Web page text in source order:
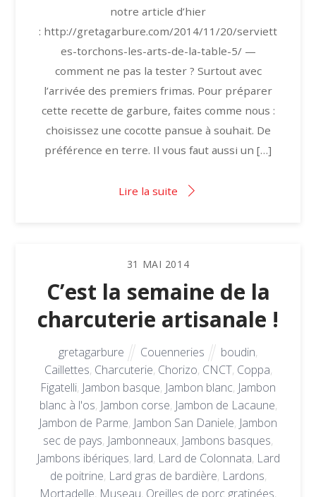
notre article d’hier
: http://gretagarbure.com/2014/11/20/serviett
es-torchons-les-arts-de-la-table-5/ —
comment ne pas la tester ? Surtout avec
l’arrivée des premiers frimas. Pour préparer
cette recette de garbure, faites comme nous :
choisissez une cocotte pansue à souhait. De
préférence en terre. Il vous faut aussi un […]
Lire la suite
31 MAI 2014
C’est la semaine de la
charcuterie artisanale !
gretagarbure Couenneries boudin,
Caillettes, Charcuterie, Chorizo, CNCT, Coppa,
Figatelli, Jambon basque, Jambon blanc, Jambon
blanc à l'os, Jambon corse, Jambon de Lacaune,
Jambon de Parme, Jambon San Daniele, Jambon
sec de pays, Jambonneaux, Jambons basques,
Jambons ibériques, lard, Lard de Colonnata, Lard
de poitrine, Lard gras de bardière, Lardons,
Mortadelle, Museau, Oreilles de porc gratinées,